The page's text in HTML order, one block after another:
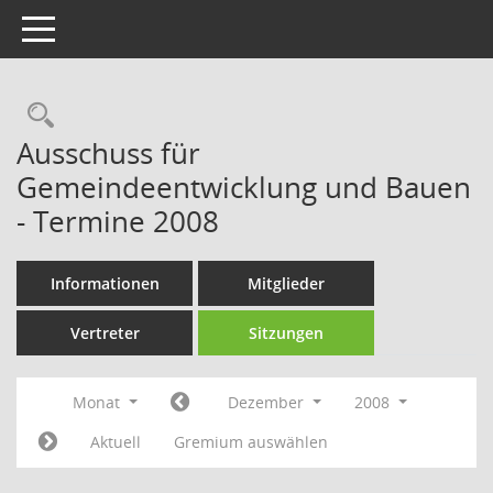
Toggle navigation
Rechercheauswahl
Ausschuss für
Gemeindeentwicklung und Bauen
- Termine 2008
Informationen Mitglieder
Vertreter Sitzungen
Monat Dezember
2008
Aktuell
Gremium auswählen